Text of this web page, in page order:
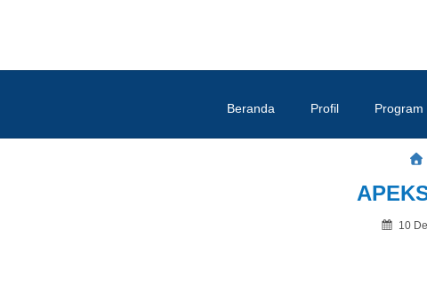
Beranda Profil Program
10